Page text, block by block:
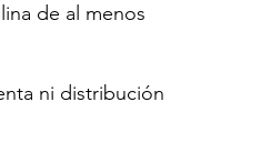
de al menos
ni distribución